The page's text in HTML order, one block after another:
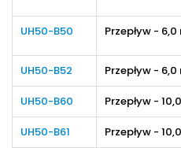
UH50-B50 Przepływ -
UH50-B52 Przepływ -
UH50-B60 Przepływ -
UH50-B61 Przepływ -